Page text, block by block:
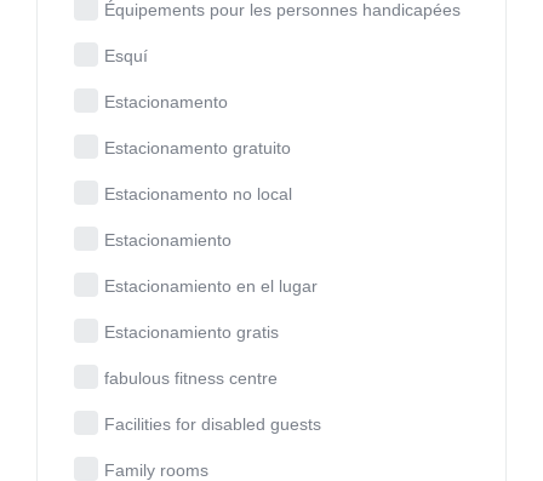
Équipements pour les personnes handicapées
Esquí
Estacionamento
Estacionamento gratuito
Estacionamento no local
Estacionamiento
Estacionamiento en el lugar
Estacionamiento gratis
fabulous fitness centre
Facilities for disabled guests
Family rooms